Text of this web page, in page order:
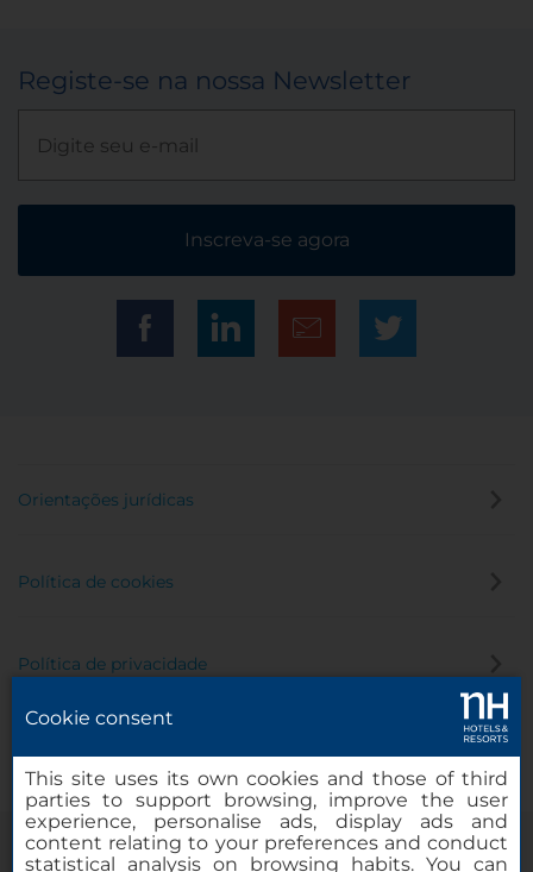
Registe-se na nossa Newsletter
Inscreva-se agora
Orientações jurídicas
Política de cookies
Política de privacidade
Cookie consent
This site uses its own cookies and those of third
parties to support browsing, improve the user
experience, personalise ads, display ads and
content relating to your preferences and conduct
statistical analysis on browsing habits. You can